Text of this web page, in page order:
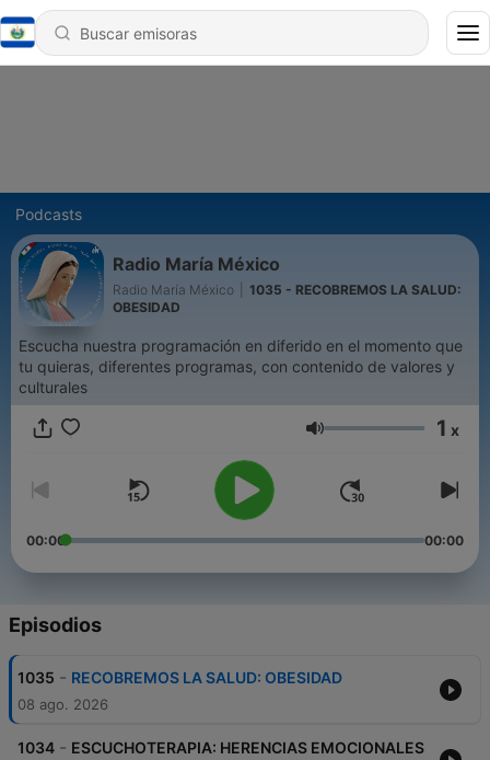
Podcasts
Radio María México
Radio María México
1035 - RECOBREMOS LA SALUD:
OBESIDAD
Escucha nuestra programación en diferido en el momento que
tu quieras, diferentes programas, con contenido de valores y
culturales
Volumen 1 x
00:00 00:00
Episodios
1035 - RECOBREMOS LA SALUD: OBESIDAD
08 ago. 2026
1034 - ESCUCHOTERAPIA: HERENCIAS EMOCIONALES